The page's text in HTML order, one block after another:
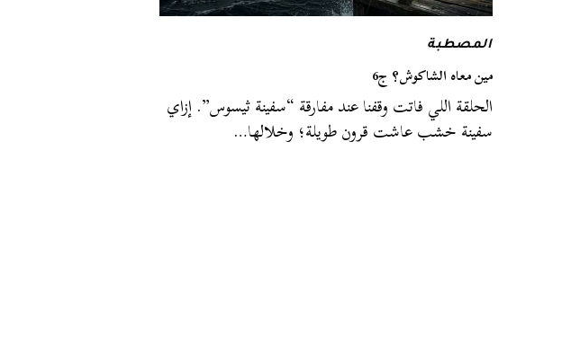
المصطبة
مين معاه الشاكوش؟ ج6
الحلقة اللي فاتت وقفنا عند مفارقة “سفينة ثيسوس”. إزاي
سفينة خشب عاشت قرون طويلة؛ وخلالها…